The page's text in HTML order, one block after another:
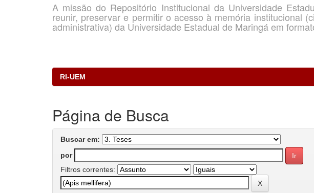
A missão do Repositório Institucional da Universidade
reunir, preservar e permitir o acesso à memória institucional
administrativa) da Universidade Estadual de Maringá em
RI-UEM
Página de Busca
Buscar em:
por
Filtros correntes: